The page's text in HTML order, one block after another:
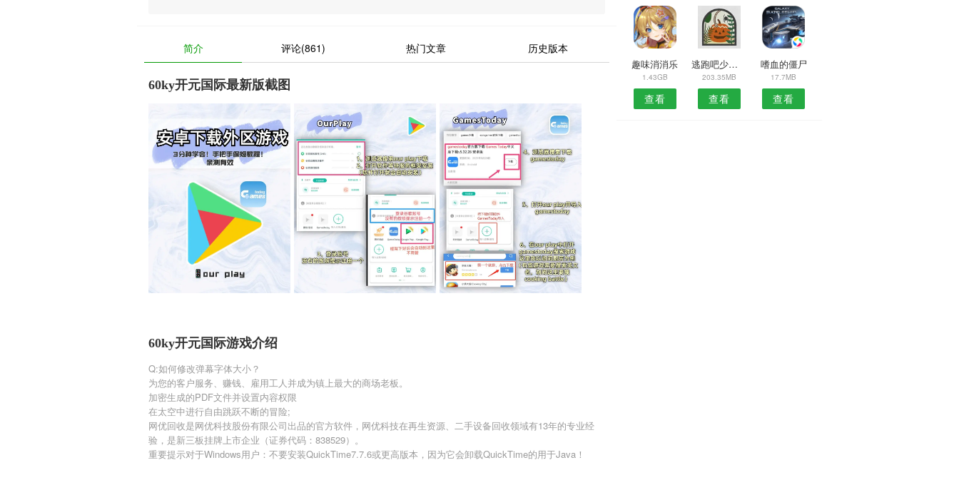
简介 评论(861) 热门文章 历史版本
60ky开元国际最新版截图
60ky开元国际游戏介绍
Q:如何修改弹幕字体大小？
为您的客户服务、赚钱、雇用工人并成为镇上最大的商场老板。
加密生成的PDF文件并设置内容权限
在太空中进行自由跳跃不断的冒险;
网优回收是网优科技股份有限公司出品的官方软件，网优科技在再生资源、二手设备回收领域有13年的专业经
验，是新三板挂牌上市企业（证券代码：838529）。
重要提示对于Windows用户：不要安装QuickTime7.7.6或更高版本，因为它会卸载QuickTime的用于Java！
趣味消消乐
1.43GB
查看
逃跑吧少年6.9.4
203.35MB
查看
嗜血的僵尸
17.7MB
查看